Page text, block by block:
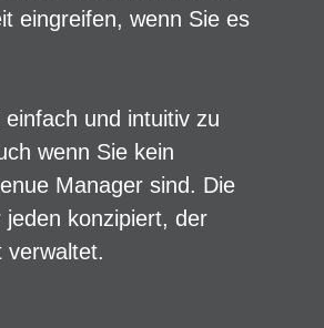
eingreifen, wenn Sie es
und intuitiv zu
wenn Sie kein
Manager sind. Die
konzipiert, der
verwaltet.